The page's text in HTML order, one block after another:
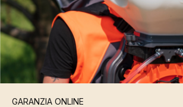
GARANZIA ONLINE